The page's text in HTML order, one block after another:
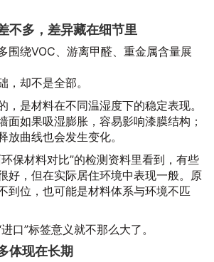
不多，差异藏在细节里
围绕VOC、游离甲醛、重金属含量展
，却不是全部。
，是材料在不同温湿度下的稳定表现。
面如果吸湿膨胀，容易影响漆膜结构；
放曲线也会发生变化。
保材料对比”的检测资料里看到，有些
好，但在实际居住环境中表现一般。原
到位，也可能是材料体系与环境不匹
口”标签意义就不那么大了。
体现在长期